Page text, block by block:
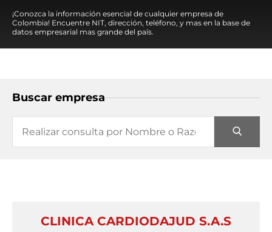
¡Conozca la información esencial de cualquier empresa de
Colombia! Encuentre NIT, dirección, teléfono, y mas en la base de
datos empresarial mas grande del país.
Buscar empresa
CLINICA CARDIODAJUD S.A.S